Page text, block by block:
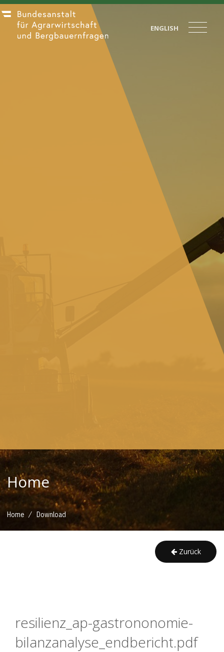
ENGLISH
Home
Home / Download
Zurück
resilienz_ap-gastrononomie-
bilanzanalyse_endbericht.pdf